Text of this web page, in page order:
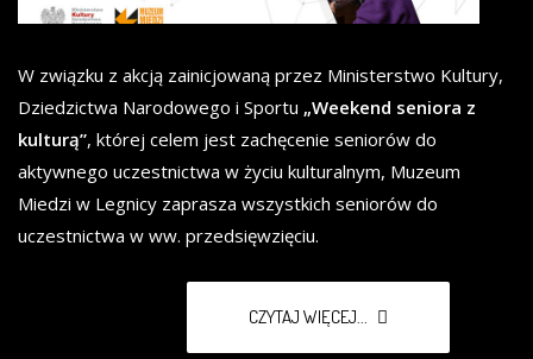
W związku z akcją zainicjowaną przez Ministerstwo Kultury,
Dziedzictwa Narodowego i Sportu „Weekend seniora z
kulturą”, której celem jest zachęcenie seniorów do
aktywnego uczestnictwa w życiu kulturalnym, Muzeum
Miedzi w Legnicy zaprasza wszystkich seniorów do
uczestnictwa w ww. przedsięwzięciu.
CZYTAJ WIĘCEJ...